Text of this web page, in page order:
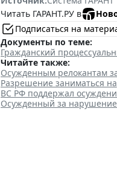
Читать ГАРАНТ.РУ в
Подписаться на
Документы по теме:
Гражданский
Читайте также:
Осужденным релокантам
Разрешение заниматься
ВС РФ поддержал
Осужденный за нарушение